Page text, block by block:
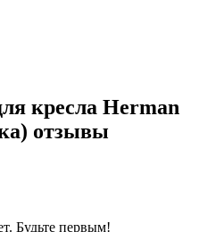
кресла Herman
отзывы
Будьте первым!